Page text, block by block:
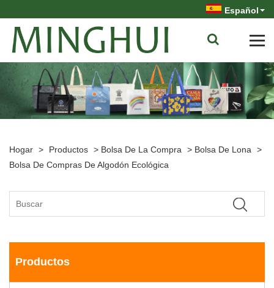
Español
Hogar > Productos > Bolsa De La Compra > Bolsa De Lona >
Bolsa De Compras De Algodón Ecológica
Productos